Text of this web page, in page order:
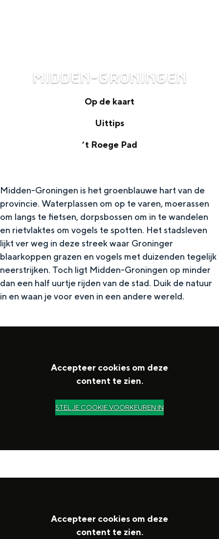
MIDDEN-GRONINGEN
Op de kaart
a
a
r
t
Uittips
t
i
p
s
’t Roege Pad
R
o
g
e
P
a
Midden-Groningen is het groenblauwe hart van de
provincie. Waterplassen om op te varen, moerassen
om langs te fietsen, dorpsbossen om in te wandelen
en rietvlaktes om vogels te spotten. Het stadsleven
lijkt ver weg in deze streek waar Groninger
blaarkoppen grazen en vogels met duizenden tegelijk
neerstrijken. Toch ligt Midden-Groningen op minder
dan een half uurtje rijden van de stad. Duik de natuur
in en waan je voor even in een andere wereld.
Accepteer cookies om deze
content te zien.
STEL JE COOKIE VOORKEUREN IN
Accepteer cookies om deze
content te zien.